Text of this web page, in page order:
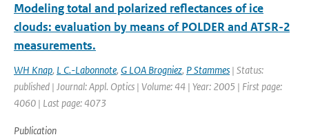
Modeling total and polarized reflectances of ice
clouds: evaluation by means of POLDER and ATSR-2
measurements.
WH Knap, L C.-Labonnote, G LOA Brogniez, P Stammes | Status:
published | Journal: Appl. Optics | Volume: 44 | Year: 2005 | First page:
4060 | Last page: 4073
Publication